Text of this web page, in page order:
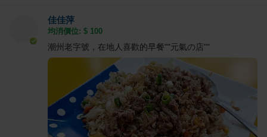
佳佳萍
均消價位: $ 100
潮州老字號，在地人喜歡的早餐""元氣の店""